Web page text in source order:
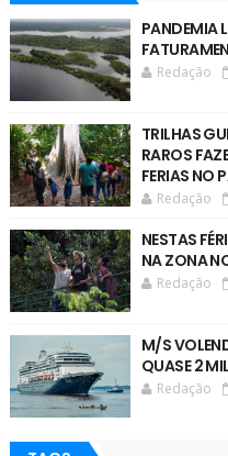
PANDEMIA
Redação
TRILHAS
RAROS
FERIAS NO
Redação
NESTAS
NA ZONA
Redação
M/S
QUASE 2
Redação